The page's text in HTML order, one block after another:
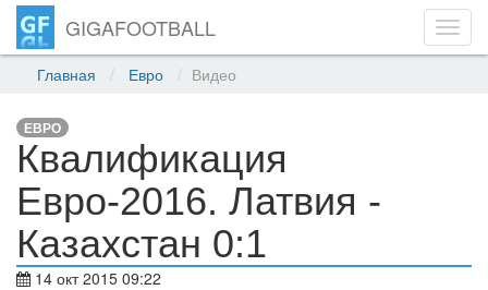
GIGAFOOTBALL
Главная Евро Видео
ЕВРО
Квалификация
Евро-2016. Латвия -
Казахстан 0:1
14 окт 2015 09:22